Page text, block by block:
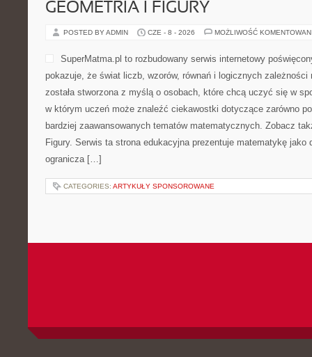
GEOMETRIA I FIGURY
POSTED BY ADMIN CZE - 8 - 2026 MOŻLIWOŚĆ
SuperMatma.pl to rozbudowany serwis internetowy
pokazuje, że świat liczb, wzorów, równań i logicznych zależności
została stworzona z myślą o osobach, które chcą uczyć się w
w którym uczeń może znaleźć ciekawostki dotyczące zarówno
bardziej zaawansowanych tematów matematycznych. Zobacz
Figury. Serwis ta strona edukacyjna prezentuje matematykę jako
ogranicza […]
CATEGORIES: ARTYKUŁY SPONSOROWANE